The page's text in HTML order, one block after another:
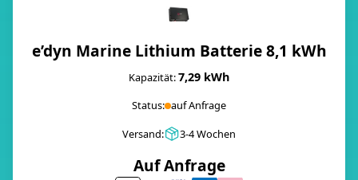
e’dyn Marine Lithium Batterie 8,1 kWh
Kapazität:7,29 kWh
Status: auf Anfrage
Versand:
3-4 Wochen
Auf Anfrage